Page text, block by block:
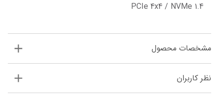
PCIe 4x4 / NVMe 1.4
مشخصات محصول
نظر کاربران